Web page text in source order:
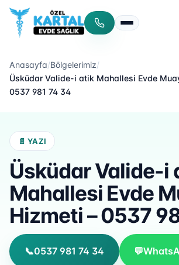
Menüyü aç/kapat
Anasayfa/Bölgelerimiz/
Üsküdar Valide-i atik Mahallesi Evde
0537 981 74 34
📄 YAZI
Üsküdar Valide-i
Mahallesi Evde
Hizmeti – 0537
📞0537 981 74 34 💬